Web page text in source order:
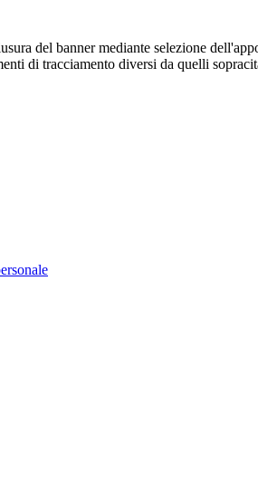
del banner mediante selezione
di tracciamento diversi da quelli